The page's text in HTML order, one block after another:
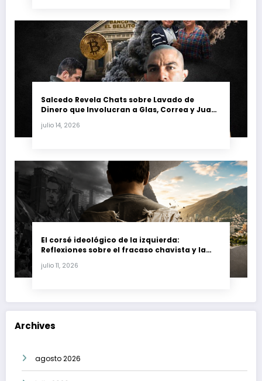
Salcedo Revela Chats sobre Lavado de
Dinero que Involucran a Glas, Correa y Juan
julio 14, 2026
El corsé ideológico de la izquierda:
Reflexiones sobre el fracaso chavista y la
julio 11, 2026
Archives
agosto 2026